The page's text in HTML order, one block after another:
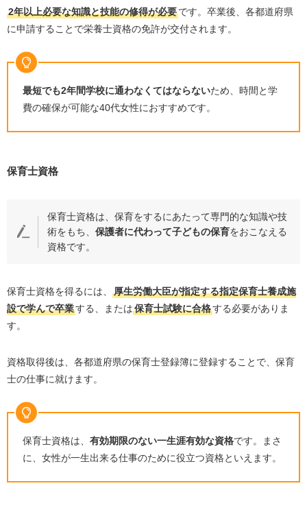
2年以上必要な知識と技能の修得が必要です。卒業後、各都道府県
に申請することで栄養士資格の免許が交付されます。
最短でも2年間学校に通わなくてはならないため、時間と学
費の確保が可能な40代女性におすすめです。
保育士資格
保育士資格は、保育をするにあたって専門的な知識や技
術をもち、保護者に代わって子どもの保育をおこなえる
資格です。
保育士資格を得るには、
厚生労働大臣が指定する指定保育士養成施
設で学んで卒業する、または保育士試験に合格する必要がありま
す。
資格取得後は、各都道府県の保育士登録簿に登録することで、保育
士の仕事に就けます。
保育士資格は、 有効期限のない一生涯有効な資格です。まさ
に、女性が一生出来る仕事のために役立つ資格といえます。